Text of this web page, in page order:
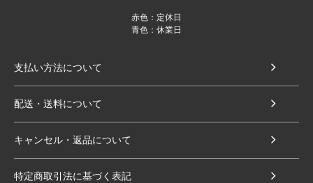
赤色：定休日
青色：休業日
支払い方法について
配送・送料について
キャンセル・返品について
特定商取引法に基づく表記